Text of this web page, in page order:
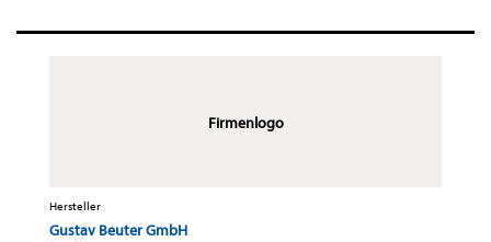
Firmenlogo
Hersteller
Gustav Beuter GmbH